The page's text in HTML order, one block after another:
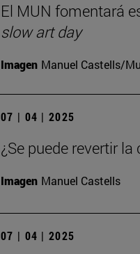
El MUN fomentará
slow art day
Imagen Manuel Castells/
07 | 04 | 2025
¿Se puede revertir
Imagen Manuel Castells
07 | 04 | 2025